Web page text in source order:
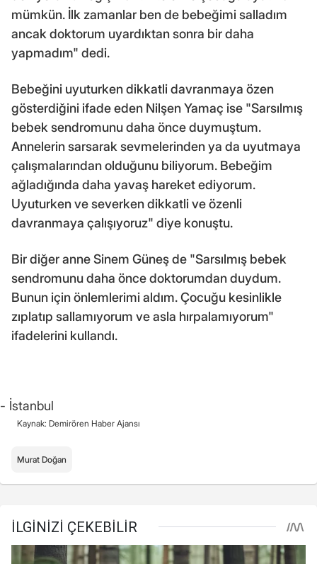
mümkün. İlk zamanlar ben de bebeğimi salladım
ancak doktorum uyardıktan sonra bir daha
yapmadım" dedi.
Bebeğini uyuturken dikkatli davranmaya özen
gösterdiğini ifade eden Nilşen Yamaç ise "Sarsılmış
bebek sendromunu daha önce duymuştum.
Annelerin sarsarak sevmelerinden ya da uyutmaya
çalışmalarından olduğunu biliyorum. Bebeğim
ağladığında daha yavaş hareket ediyorum.
Uyuturken ve severken dikkatli ve özenli
davranmaya çalışıyoruz" diye konuştu.
Bir diğer anne Sinem Güneş de "Sarsılmış bebek
sendromunu daha önce doktorumdan duydum.
Bunun için önlemlerimi aldım. Çocuğu kesinlikle
zıplatıp sallamıyorum ve asla hırpalamıyorum"
ifadelerini kullandı.
- İstanbul
Kaynak: Demirören Haber Ajansı
Murat Doğan